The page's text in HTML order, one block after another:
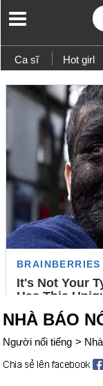
Ca sĩ Hot girl
NHÀ BÁO
Người nổi tiếng >